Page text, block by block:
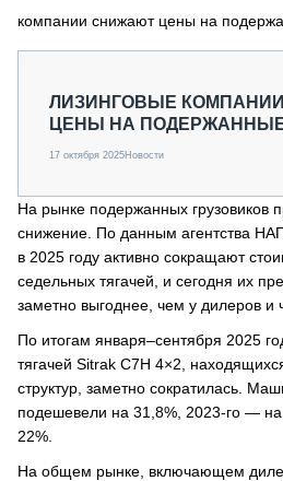
СПЕЦПРОЕКТЫ
О ПРОЕКТЕ
компании снижают цены на
ЛИЗИНГОВЫЕ
ЦЕНЫ НА ПОДЕРЖАННЫЕ
17 октября 2025Новости
На рынке подержанных грузовиков
снижение. По данным агентства
в 2025 году активно сокращают
седельных тягачей, и сегодня их
заметно выгоднее, чем у дилеров и
По итогам января–сентября 2025
тягачей Sitrak C7H 4×2,
структур, заметно сократилась.
подешевели на 31,8%, 2023-го —
22%.
На общем рынке, включающем